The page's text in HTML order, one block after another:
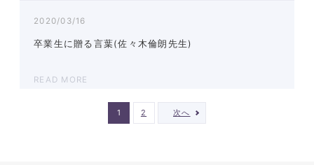
2020/03/16
卒業生に贈る言葉(佐々木倫朗先生)
READ MORE
1 2 次へ